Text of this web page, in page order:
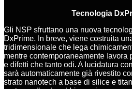
Tecnologia
Gli NSP sfruttano una nuova
DxPrime. In breve, viene costruita
tridimensionale che lega
mentre contemporaneamente lavora
e difetti che tanto odi. A lucidatura
sarà automaticamente già rivestito
strato nanotech a base di silice e